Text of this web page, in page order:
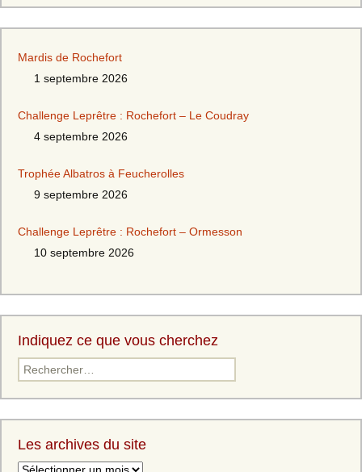
Mardis de Rochefort
1 septembre 2026
Challenge Leprêtre : Rochefort – Le Coudray
4 septembre 2026
Trophée Albatros à Feucherolles
9 septembre 2026
Challenge Leprêtre : Rochefort – Ormesson
10 septembre 2026
Indiquez ce que vous cherchez
Rechercher :
Les archives du site
Les